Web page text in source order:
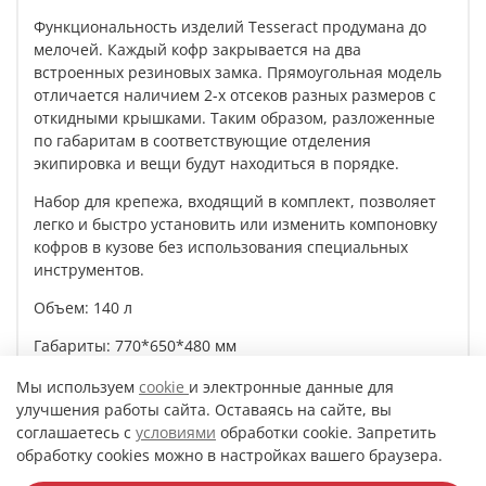
Функциональность изделий Tesseract продумана до
мелочей. Каждый кофр закрывается на два
встроенных резиновых замка. Прямоугольная модель
отличается наличием 2-х отсеков разных размеров с
откидными крышками. Таким образом, разложенные
по габаритам в соответствующие отделения
экипировка и вещи будут находиться в порядке.
Набор для крепежа, входящий в комплект, позволяет
легко и быстро установить или изменить компоновку
кофров в кузове без использования специальных
инструментов.
Объем: 140 л
Габариты: 770*650*480 мм
Характеристики
Мы используем cookie и электронные данные для
улучшения работы сайта. Оставаясь на сайте, вы
соглашаетесь с условиями обработки cookie. Запретить
обработку cookies можно в настройках вашего браузера.